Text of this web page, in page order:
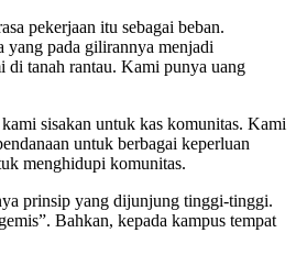
pekerjaan itu sebagai beban.
yang pada gilirannya menjadi
di tanah rantau. Kami punya uang
sisakan untuk kas komunitas. Kami
untuk berbagai keperluan
menghidupi komunitas.
prinsip yang dijunjung tinggi-tinggi.
Bahkan, kepada kampus tempat